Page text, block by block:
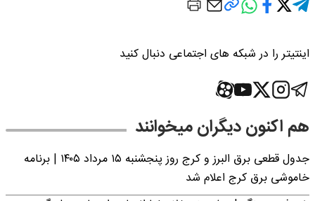
اینتیتر را در شبکه های اجتماعی دنبال کنید
هم اکنون دیگران میخوانند
جدول قطعی برق البرز و کرج روز پنجشنبه ۱۵ مرداد ۱۴۰۵ | برنامه
خاموشی برق کرج اعلام شد